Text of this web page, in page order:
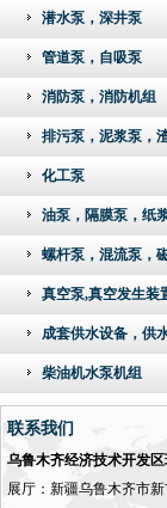
潜水泵，深井泵
管道泵，自吸泵
消防泵，消防机组
排污泵，泥浆泵，
化工泵
油泵，隔膜泵，纸
螺杆泵，混流泵，
真空泵,真空发生装
成套供水设备，供
柴油机水泵机组
联系我们
乌鲁木齐经济技术开发
展厅：新疆乌鲁木齐市